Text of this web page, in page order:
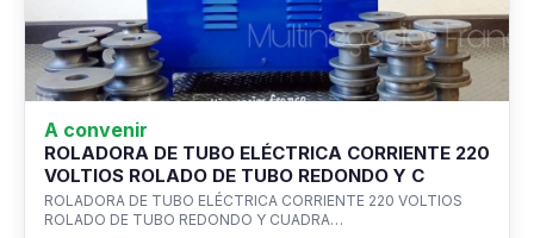
A convenir
ROLADORA DE TUBO ELÉCTRICA CORRIENTE 220
VOLTIOS ROLADO DE TUBO REDONDO Y C
ROLADORA DE TUBO ELÉCTRICA CORRIENTE 220 VOLTIOS
ROLADO DE TUBO REDONDO Y CUADRA…